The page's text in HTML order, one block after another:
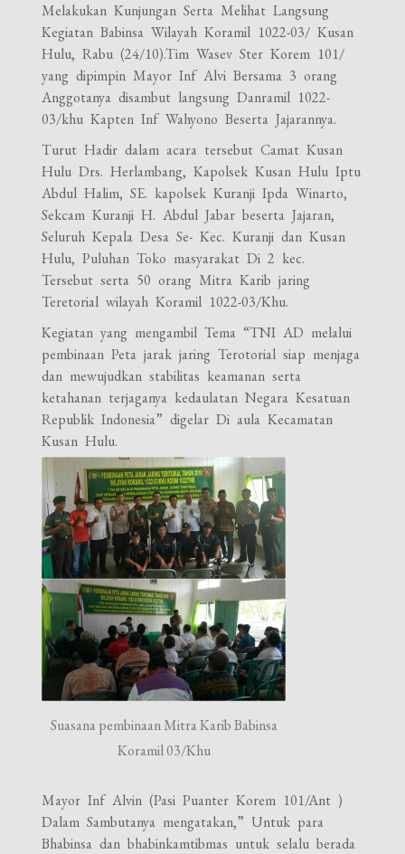
Melakukan Kunjungan Serta Melihat Langsung
Kegiatan Babinsa Wilayah Koramil 1022-03/ Kusan
Hulu, Rabu (24/10).Tim Wasev Ster Korem 101/
yang dipimpin Mayor Inf Alvi Bersama 3 orang
Anggotanya disambut langsung Danramil 1022-
03/khu Kapten Inf Wahyono Beserta Jajarannya.
Turut Hadir dalam acara tersebut Camat Kusan
Hulu Drs. Herlambang, Kapolsek Kusan Hulu Iptu
Abdul Halim, SE. kapolsek Kuranji Ipda Winarto,
Sekcam Kuranji H. Abdul Jabar beserta Jajaran,
Seluruh Kepala Desa Se- Kec. Kuranji dan Kusan
Hulu, Puluhan Toko masyarakat Di 2 kec.
Tersebut serta 50 orang Mitra Karib jaring
Teretorial wilayah Koramil 1022-03/Khu.
Kegiatan yang mengambil Tema “TNI AD melalui
pembinaan Peta jarak jaring Terotorial siap menjaga
dan mewujudkan stabilitas keamanan serta
ketahanan terjaganya kedaulatan Negara Kesatuan
Republik Indonesia” digelar Di aula Kecamatan
Kusan Hulu.
Suasana pembinaan Mitra Karib Babinsa
Koramil 03/Khu
Mayor Inf Alvin (Pasi Puanter Korem 101/Ant )
Dalam Sambutanya mengatakan,” Untuk para
Bhabinsa dan bhabinkamtibmas untuk selalu berada